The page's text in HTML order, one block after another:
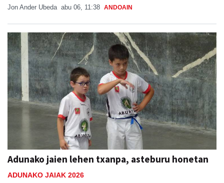
Jon Ander Ubeda abu 06, 11:38 ANDOAIN
Adunako jaien lehen txanpa, asteburu honetan
ADUNAKO JAIAK 2026